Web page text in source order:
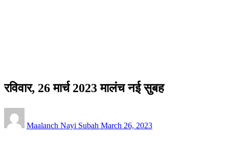
रविवार, 26 मार्च 2023 मालंच नई सुबह
Maalanch Nayi Subah on
March 26, 2023